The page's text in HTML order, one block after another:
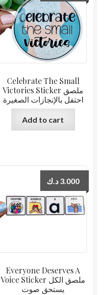
Celebrate The Small
Victories Sticker ملصق
احتفل بالإنجازات الصغيرة
Add to cart
Everyone Deserves A
Voice Sticker ملصق الكل
يستحق صوت
3.000 د.ك